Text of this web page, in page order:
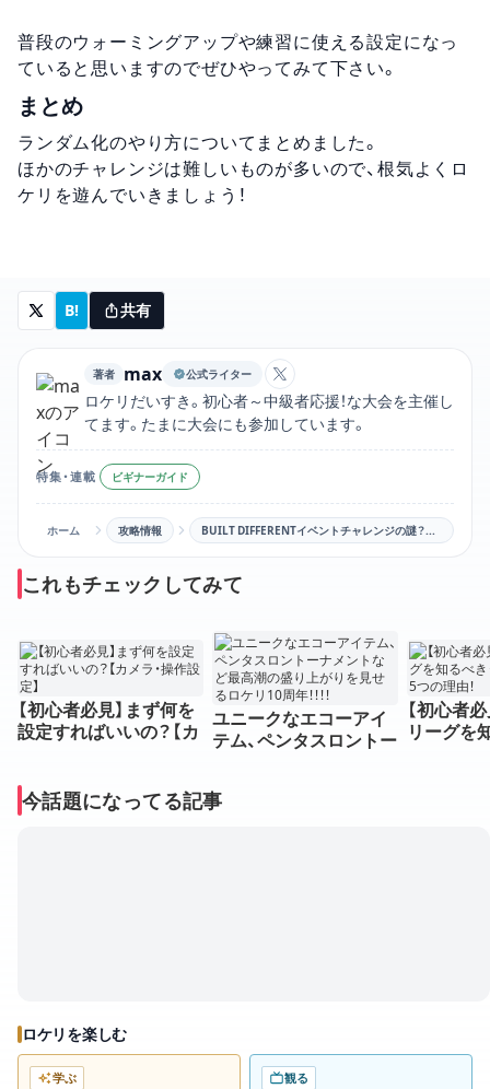
普段のウォーミングアップや練習に使える設定になっ
ていると思いますのでぜひやってみて下さい。
まとめ
ランダム化のやり方についてまとめました。
ほかのチャレンジは難しいものが多いので、根気よくロ
ケリを遊んでいきましょう！
B! 共有
著者 max 公式ライター
maxのXアカウントリンク
ロケリだいすき。初心者～中級者応援！な大会を主催し
てます。たまに大会にも参加しています。
特集・連載 ビギナーガイド
ホーム 攻略情報 BUILT DIFFERENTイベントチャレンジの謎？ランダム化を普段のトレーニングに活用しよう！！
これもチェックしてみて
【初心者必見】まず何を
設定すればいいの？【カ
ユニークなエコーアイ
テム、ペンタスロントー
ケリ10周年！！！！
【初心者
リーグを
今話題になってる記事
ロケリを楽しむ
学ぶ 観る